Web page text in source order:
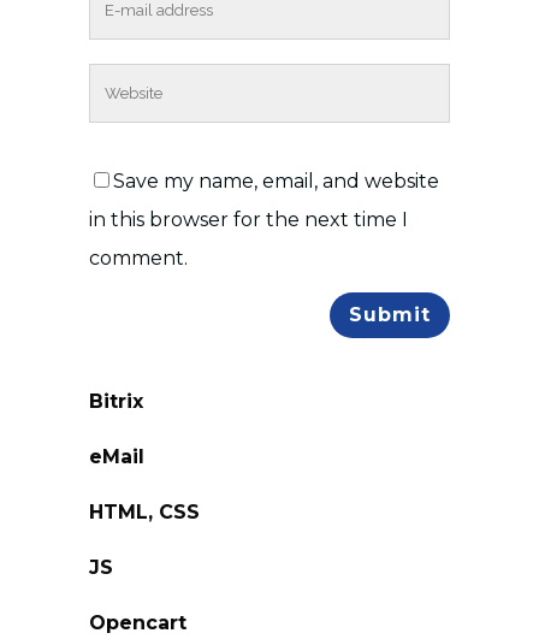
Save my name, email, and website
in this browser for the next time I
comment.
Bitrix
eMail
HTML, CSS
JS
Opencart